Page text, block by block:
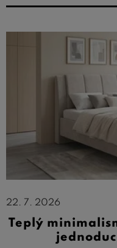
22. 7. 2026
Teplý